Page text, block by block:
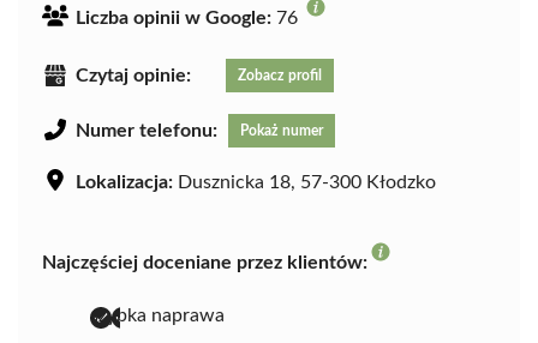
Liczba opinii w Google: 76
Czytaj opinie: Zobacz profil
Numer telefonu: Pokaż numer
Lokalizacja: Dusznicka 18, 57-300 Kłodzko
Najczęściej doceniane przez klientów:
szybka naprawa